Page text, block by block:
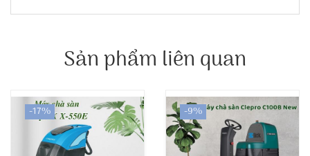
Sản phẩm liên quan
-17% -9%